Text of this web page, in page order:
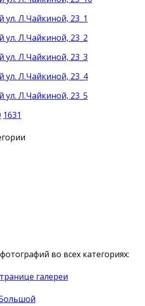
1631
во всех категориях:
галереи